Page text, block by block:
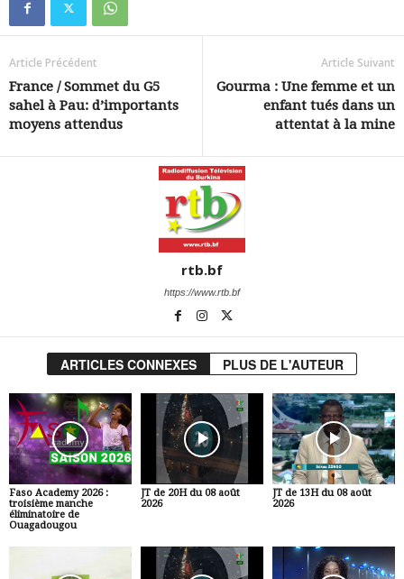
Article Précédent
France / Sommet du G5
sahel à Pau: d’importants
moyens attendus
Article Suivant
Gourma : Une femme et un
enfant tués dans un
attentat à la mine
rtb.bf
https://www.rtb.bf
ARTICLES CONNEXES PLUS DE L'AUTEUR
Faso Academy 2026 :
troisième manche
éliminatoire de
Ouagadougou
JT de 20H du 08 août
2026
JT de 13H du 08 août
2026